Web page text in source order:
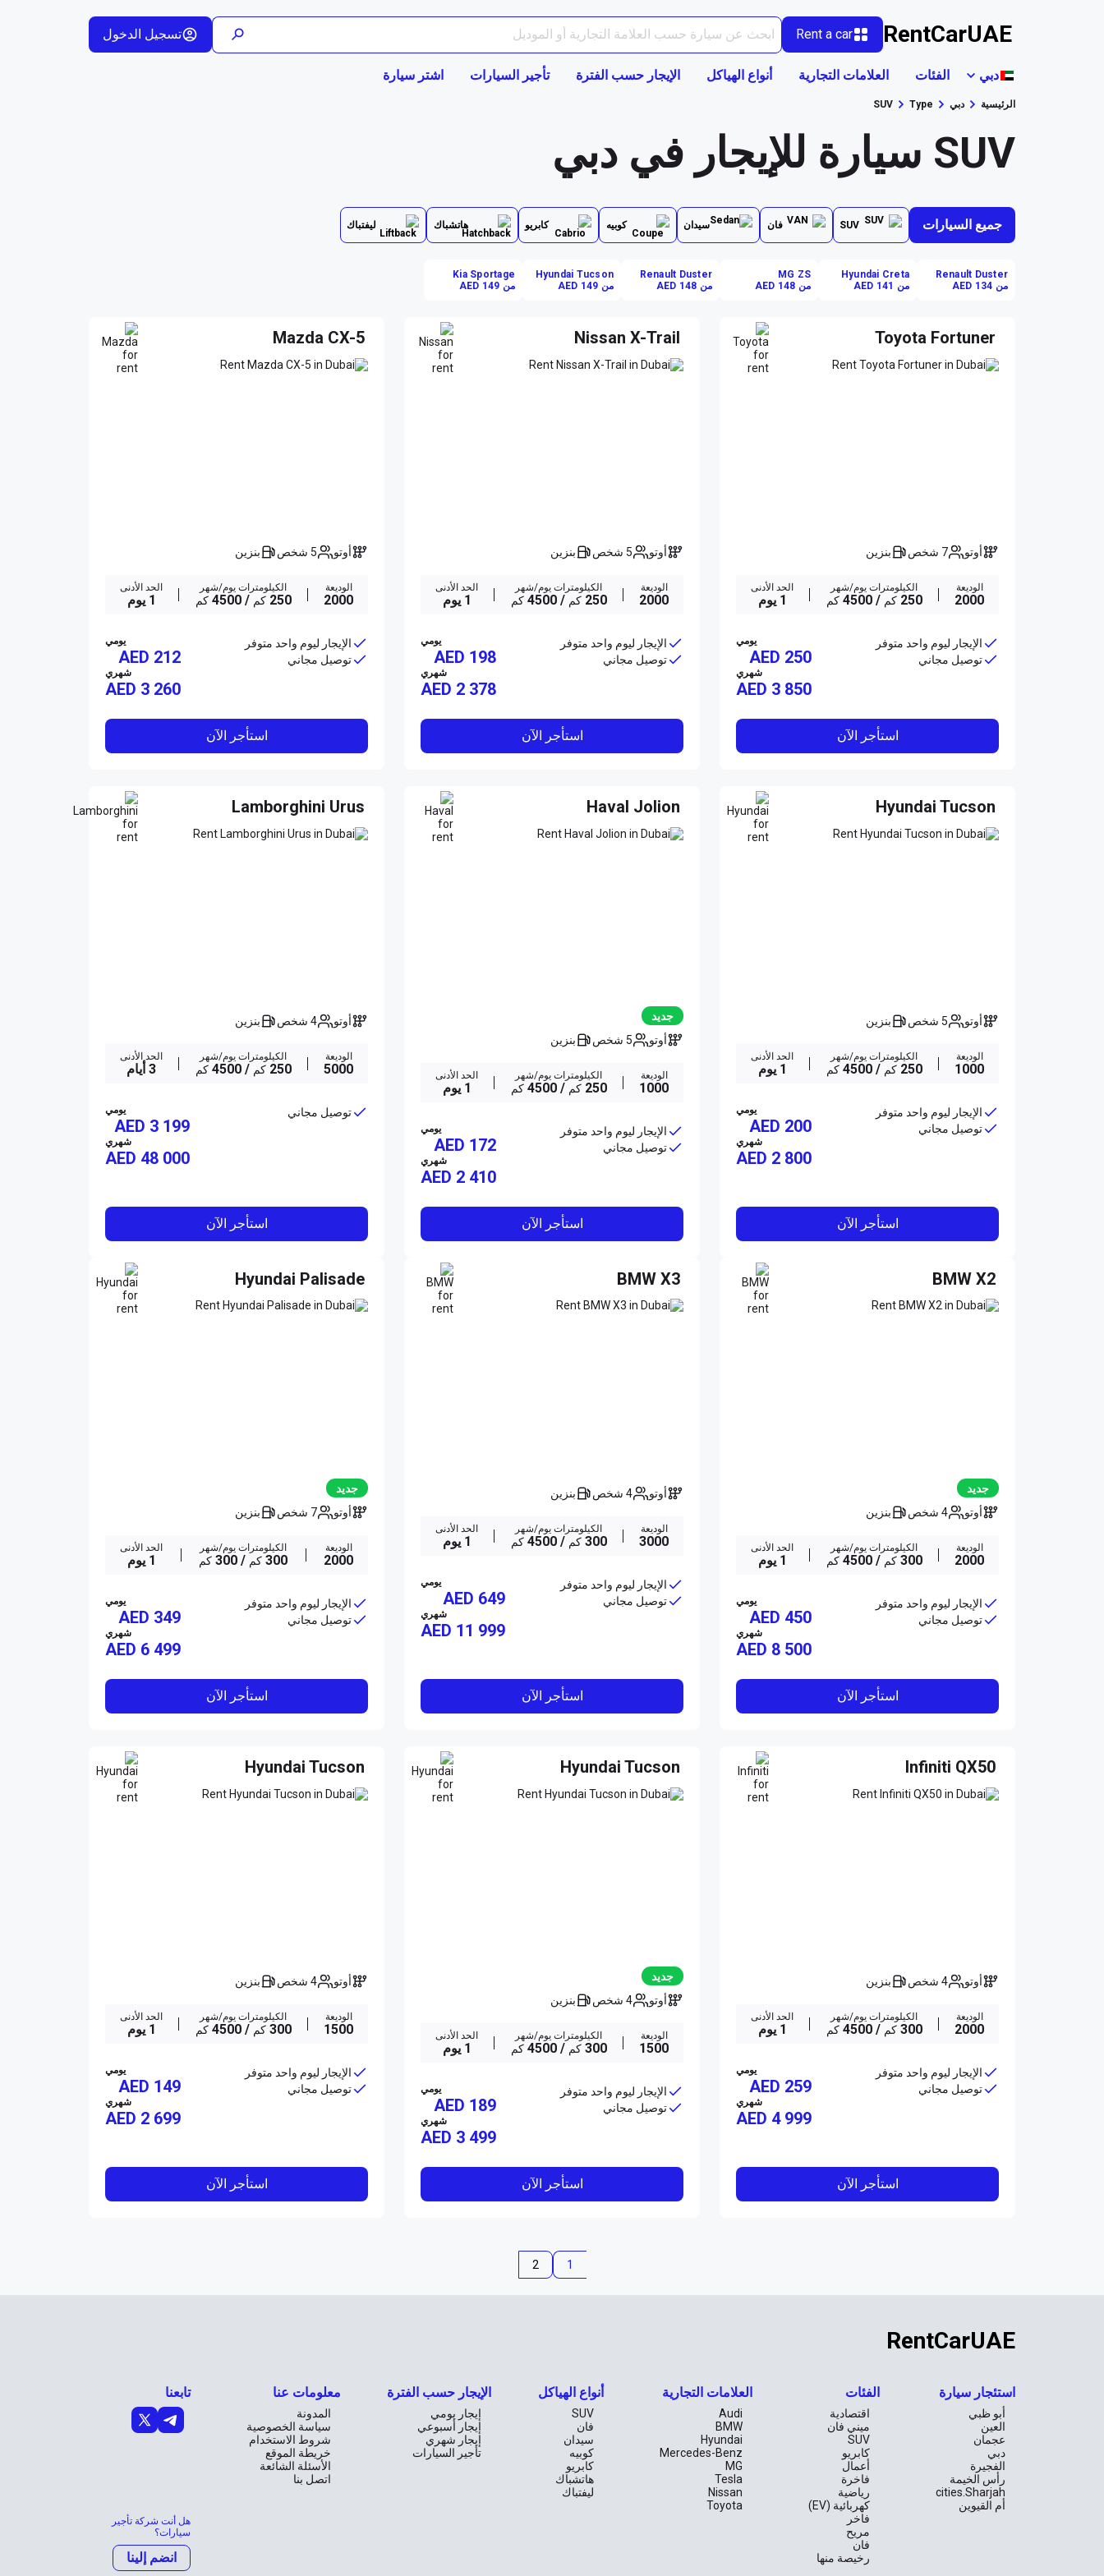
RentCarUAE
Rent a car تسجيل الدخول
دبي الفئات العلامات التجارية أنواع الهياكل الإيجار حسب الفترة تأجير السيارات اشتر سيارة
الرئيسية دبي Type
SUV
SUV سيارة للإيجار في دبي
جميع السيارات SUV فان سيدان كوبيه كابريو هاتشباك ليفتباك
Renault Duster
من AED 134
Hyundai Creta
من AED 141
MG ZS
من AED 148
Renault Duster
من AED 148
Hyundai Tucson
من AED 149
Kia Sportage
من AED 149
Toyota Fortuner
أوتو 7 شخص بنزين
الوديعة
2000
الكيلومترات يوم/شهر
250 كم / 4500 كم
الحد الأدنى
1 يوم
الإيجار ليوم واحد متوفر
توصيل مجاني
يومي
AED 250
شهري
AED 3 850
استأجر الآن
Nissan X-Trail
أوتو 5 شخص بنزين
الوديعة
2000
الكيلومترات يوم/شهر
250 كم / 4500 كم
الحد الأدنى
1 يوم
الإيجار ليوم واحد متوفر
توصيل مجاني
يومي
AED 198
شهري
AED 2 378
استأجر الآن
Mazda CX-5
أوتو 5 شخص بنزين
الوديعة
2000
الكيلومترات يوم/شهر
250 كم / 4500 كم
الحد الأدنى
1 يوم
الإيجار ليوم واحد متوفر
توصيل مجاني
يومي
AED 212
شهري
AED 3 260
استأجر الآن
Hyundai Tucson
أوتو 5 شخص بنزين
الوديعة
1000
الكيلومترات يوم/شهر
250 كم / 4500 كم
الحد الأدنى
1 يوم
الإيجار ليوم واحد متوفر
توصيل مجاني
يومي
AED 200
شهري
AED 2 800
استأجر الآن
Haval Jolion
جديد
أوتو
5 شخص بنزين
الوديعة
1000
الكيلومترات يوم/شهر
250 كم / 4500 كم
الحد الأدنى
1 يوم
الإيجار ليوم واحد متوفر
توصيل مجاني
يومي
AED 172
شهري
AED 2 410
استأجر الآن
Lamborghini Urus
أوتو 4 شخص بنزين
الوديعة
5000
الكيلومترات يوم/شهر
250 كم / 4500 كم
الحد الأدنى
3 أيام
توصيل مجاني يومي
AED 3 199
شهري
AED 48 000
استأجر الآن
BMW X2
جديد
أوتو
4 شخص بنزين
الوديعة
2000
الكيلومترات يوم/شهر
300 كم / 4500 كم
الحد الأدنى
1 يوم
الإيجار ليوم واحد متوفر
توصيل مجاني
يومي
AED 450
شهري
AED 8 500
استأجر الآن
BMW X3
أوتو 4 شخص بنزين
الوديعة
3000
الكيلومترات يوم/شهر
300 كم / 4500 كم
الحد الأدنى
1 يوم
الإيجار ليوم واحد متوفر
توصيل مجاني
يومي
AED 649
شهري
AED 11 999
استأجر الآن
Hyundai Palisade
جديد
أوتو
7 شخص بنزين
الوديعة
2000
الكيلومترات يوم/شهر
300 كم / 300 كم
الحد الأدنى
1 يوم
الإيجار ليوم واحد متوفر
توصيل مجاني
يومي
AED 349
شهري
AED 6 499
استأجر الآن
Infiniti QX50
أوتو 4 شخص بنزين
الوديعة
2000
الكيلومترات يوم/شهر
300 كم / 4500 كم
الحد الأدنى
1 يوم
الإيجار ليوم واحد متوفر
توصيل مجاني
يومي
AED 259
شهري
AED 4 999
استأجر الآن
Hyundai Tucson
جديد
أوتو
4 شخص بنزين
الوديعة
1500
الكيلومترات يوم/شهر
300 كم / 4500 كم
الحد الأدنى
1 يوم
الإيجار ليوم واحد متوفر
توصيل مجاني
يومي
AED 189
شهري
AED 3 499
استأجر الآن
Hyundai Tucson
أوتو 4 شخص بنزين
الوديعة
1500
الكيلومترات يوم/شهر
300 كم / 4500 كم
الحد الأدنى
1 يوم
الإيجار ليوم واحد متوفر
توصيل مجاني
يومي
AED 149
شهري
AED 2 699
استأجر الآن
1
2
RentCarUAE
استئجار سيارة
أبو ظبي
العين
عجمان
دبي
الفجيرة
رأس الخيمة
cities.Sharjah
أم القيوين
الفئات
اقتصادية
ميني فان
SUV
كابريو
أعمال
فاخرة
رياضية
كهربائية (EV)
فاخر
مريح
فان
رخيصة منها
العلامات التجارية
Audi
BMW
Hyundai
Mercedes-Benz
MG
Tesla
Nissan
Toyota
أنواع الهياكل
SUV
فان
سيدان
كوبيه
كابريو
هاتشباك
ليفتباك
الإيجار حسب الفترة
إيجار يومي
إيجار أسبوعي
إيجار شهري
تأجير السيارات
معلومات عنا
المدونة
سياسة الخصوصية
شروط الاستخدام
خريطة الموقع
الأسئلة الشائعة
اتصل بنا
تابعنا
هل أنت شركة تأجير
سيارات؟
انضم إلينا